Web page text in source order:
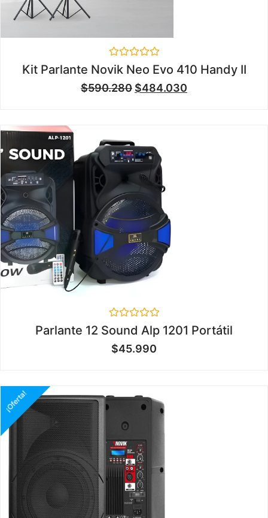
Valorado
en
0
de
Kit Parlante Novik Neo Evo 410 Handy II
$590.280 $484.030
Valorado
en
0
de
Parlante 12 Sound Alp 1201 Portátil
$45.990
¡Oferta!